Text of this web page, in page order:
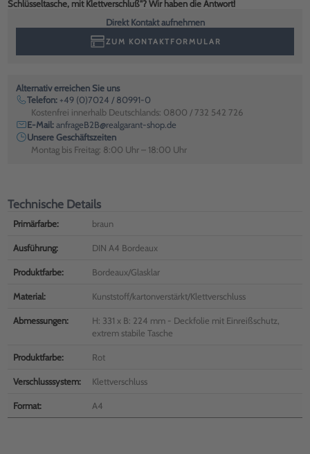
Schlüsseltasche, mit Klettverschluß"? Wir haben die Antwort!
Direkt Kontakt aufnehmen
ZUM KONTAKTFORMULAR
Alternativ erreichen Sie uns
Telefon: +49 (0)7024 / 80991-0
Kostenfrei innerhalb Deutschlands: 0800 / 732 542 726
E-Mail:anfrageB2B@realgarant-shop.de
Unsere Geschäftszeiten
Montag bis Freitag: 8:00 Uhr – 18:00 Uhr
Technische Details
Primärfarbe: braun
Ausführung: DIN A4 Bordeaux
Produktfarbe: Bordeaux/Glasklar
Material: Kunststoff/kartonverstärkt/Klettverschluss
Abmessungen:
H: 331 x B: 224 mm - Deckfolie mit Einreißschutz,
extrem stabile Tasche
Produktfarbe: Rot
Verschlusssystem: Klettverschluss
Format: A4